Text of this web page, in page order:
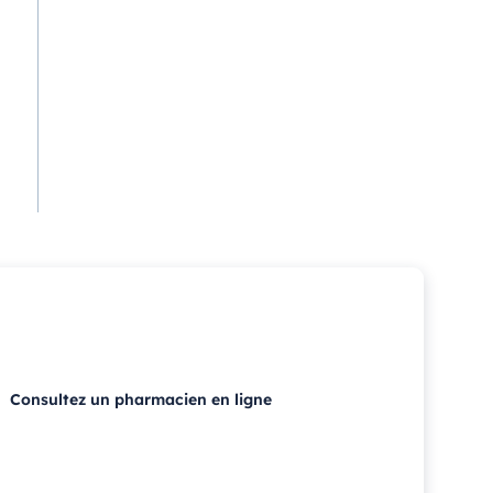
Consultez un pharmacien en ligne